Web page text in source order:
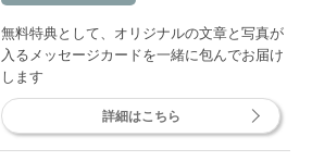
無料特典として、オリジナルの文章と写真が
入るメッセージカードを一緒に包んでお届け
します
詳細はこちら